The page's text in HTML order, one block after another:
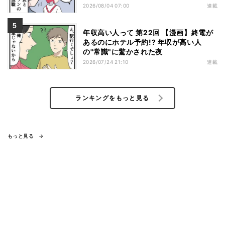
2026/08/04 07:00 連載
年収高い人って 第22回 【漫画】終電が
あるのにホテル予約!? 年収が高い人
の"常識"に驚かされた夜
2026/07/24 21:10 連載
ランキングをもっと見る
もっと見る